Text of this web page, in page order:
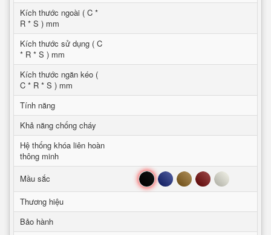
Kích thước ngoài ( C *
R * S ) mm
Kích thước sử dụng ( C
* R * S ) mm
Kích thước ngăn kéo (
C * R * S ) mm
Tính năng
Khả năng chống cháy
Hệ thống khóa liên hoàn
thông minh
Mầu sắc
Đen Xanh Nâu Đỏ Trắng
Thương hiệu
Bảo hành